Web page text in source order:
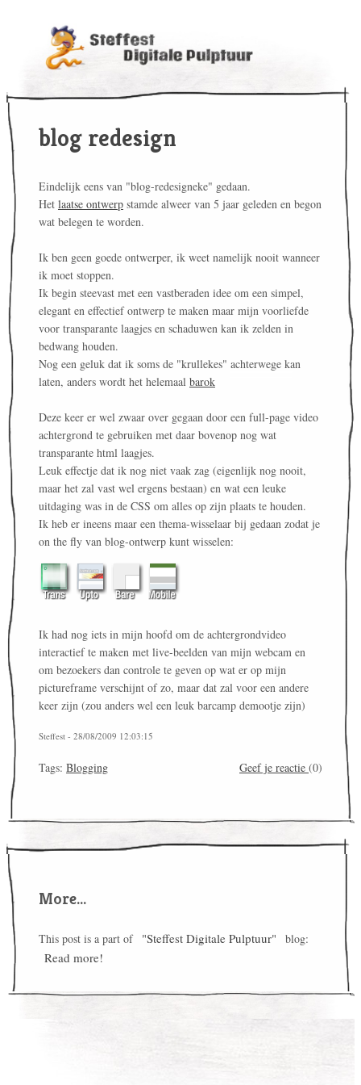
blog redesign
Eindelijk eens van "blog-redesigneke" gedaan.
Het laatse ontwerp stamde alweer van 5 jaar geleden en begon
wat belegen te worden.
Ik ben geen goede ontwerper, ik weet namelijk nooit wanneer
ik moet stoppen.
Ik begin steevast met een vastberaden idee om een simpel,
elegant en effectief ontwerp te maken maar mijn voorliefde
voor transparante laagjes en schaduwen kan ik zelden in
bedwang houden.
Nog een geluk dat ik soms de "krullekes" achterwege kan
laten, anders wordt het helemaal barok
Deze keer er wel zwaar over gegaan door een full-page video
achtergrond te gebruiken met daar bovenop nog wat
transparante html laagjes.
Leuk effectje dat ik nog niet vaak zag (eigenlijk nog nooit,
maar het zal vast wel ergens bestaan) en wat een leuke
uitdaging was in de CSS om alles op zijn plaats te houden.
Ik heb er ineens maar een thema-wisselaar bij gedaan zodat je
on the fly van blog-ontwerp kunt wisselen:
Ik had nog iets in mijn hoofd om de achtergrondvideo
interactief te maken met live-beelden van mijn webcam en
om bezoekers dan controle te geven op wat er op mijn
pictureframe verschijnt of zo, maar dat zal voor een andere
keer zijn (zou anders wel een leuk barcamp demootje zijn)
Steffest - 28/08/2009 12:03:15
Tags: Blogging Geef je reactie (0)
More...
This post is a part of "Steffest Digitale Pulptuur" blog:
Read more!